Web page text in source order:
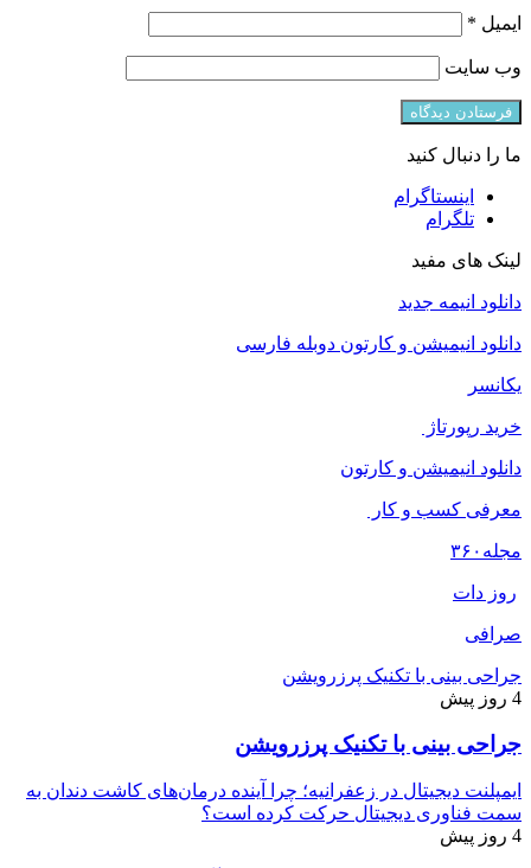
ایمیل *
وب‌ سایت
ما را دنبال کنید
اینستاگرام
تلگرام
لینک های مفید
دانلود انیمه جدید
دانلود انیمیشن و کارتون دوبله فارسی
یکانسر
خرید رپورتاژ
دانلود انیمیشن و کارتون
معرفی کسب و کار
مجله ۳۶۰
روز دات
صرافی
جراحی بینی با تکنیک پرزرویشن
4 روز پیش
جراحی بینی با تکنیک پرزرویشن
ایمپلنت دیجیتال در زعفرانیه؛ چرا آینده درمان‌های کاشت دندان به
سمت فناوری دیجیتال حرکت کرده است؟
4 روز پیش